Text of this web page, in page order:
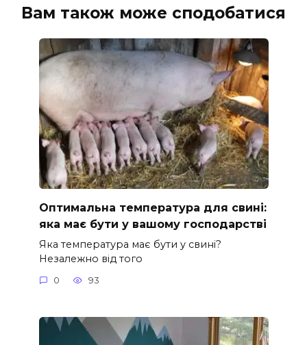
Вам також може сподобатися
Оптимальна температура для свині:
яка має бути у вашому господарстві
Яка температура має бути у свині?
Незалежно від того
0 93